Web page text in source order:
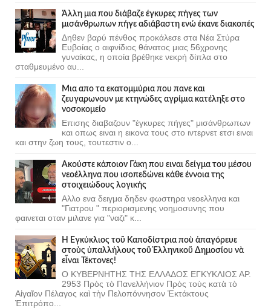
Άλλη μια που διάβαζε έγκυρες πήγες των
μισάνθρωπων πήγε αδιάβαστη ενώ έκανε διακοπές
Δηθεν βαρύ πένθος προκάλεσε στα Νέα Στύρα
Ευβοίας ο αιφνίδιος θάνατος μιας 56χρονης
γυναίκας, η οποία βρέθηκε νεκρή δίπλα στο
σταθμευμένο αυ...
Μια απο τα εκατομμύρια που πανε και
ζευγαρωνουν με κτηνώδες αγρίμια κατέληξε στο
νοσοκομείο
Επισης διαβαζουν "έγκυρες πήγες" μισάνθρωπων
και οπως ειναι η εικονα τους στο ιντερνετ ετσι ειναι
και στην ζωη τους, τουτεστιν ο...
Ακούστε κάποιον Γάκη που ειναι δείγμα του μέσου
νεοέλληνα που ισοπεδώνει κάθε έννοια της
στοιχειώδους λογικής
Αλλο ενα δειγμα δηδεν φωστηρα νεοελληνα και
"Γιατρου " περιορισμενης νοημοσυνης που
φαινεται οταν μιλανε για "ναζι" κ...
Ἡ Ἐγκύκλιος τοῦ Καποδίστρια ποὺ ἀπαγόρευε
στοὺς ὑπαλλήλους τοῦ Ἑλληνικοῦ Δημοσίου νὰ
εἶναι Τέκτονες!
Ο ΚΥΒΕΡΝΗΤΗΣ ΤΗΣ ΕΛΛΑΔΟΣ ΕΓΚΥΚΛΙΟΣ ΑΡ.
2953 Πρὸς τὸ Πανελλήνιον Πρὸς τοὺς κατὰ τὸ
Αἰγαῖον Πέλαγος καὶ τὴν Πελοπόννησον Ἐκτάκτους
Ἐπιτρόπο...